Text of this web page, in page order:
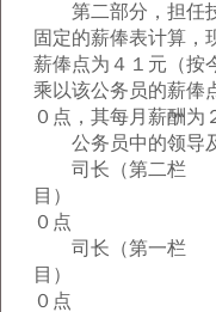
第二部分，担任技
固定的薪俸表计算，
薪俸点为４１元（按
乘以该公务员的薪俸
０点，其每月薪酬为
公务员中的领导及
司长（第二栏
目）
０点
司长（第一栏
目
０点